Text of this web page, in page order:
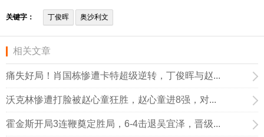
关键字： 丁俊晖 奥沙利文
相关文章
痛失好局！肖国栋惨遭卡特超级逆转，丁俊晖与赵...
沃克林惨遭打脸被赵心童狂胜，赵心童进8强，对...
霍金斯开局3连鞭奠定胜局，6-4击退吴宜泽，晋级...